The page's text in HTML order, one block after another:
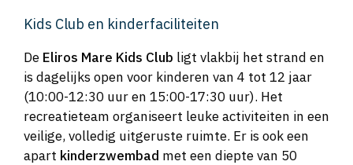
Kids Club en kinderfaciliteiten
De Eliros Mare Kids Club ligt vlakbij het strand en
is dagelijks open voor kinderen van 4 tot 12 jaar
(10:00-12:30 uur en 15:00-17:30 uur). Het
recreatieteam organiseert leuke activiteiten in een
veilige, volledig uitgeruste ruimte. Er is ook een
apart kinderzwembad met een diepte van 50